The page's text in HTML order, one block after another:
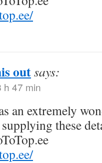
outsays:
h 47 min
an extremely
these